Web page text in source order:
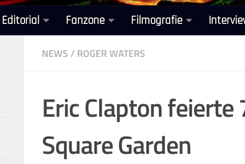
Editorial Fanzone Filmografie
NEWS / ROGER WATERS
Eric Clapton
Square Garden